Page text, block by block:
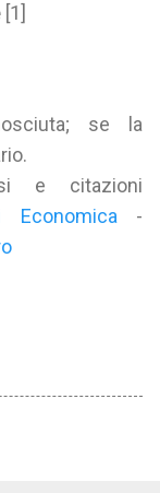
[1]
se la
e citazioni
Economica -